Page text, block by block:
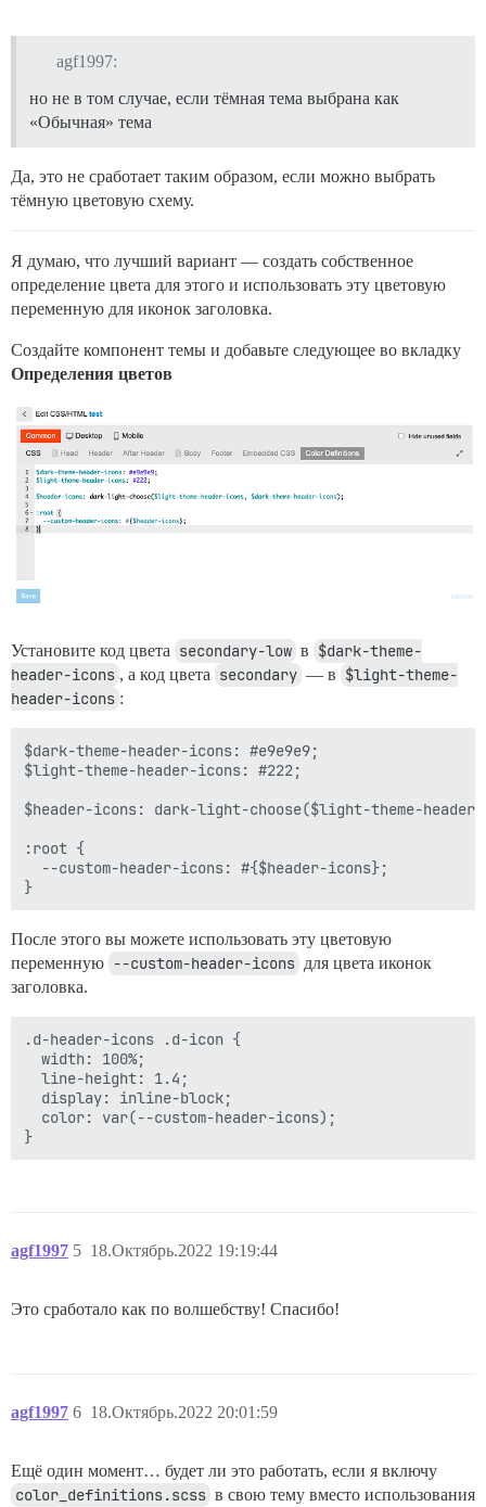
agf1997:
но не в том случае, если тёмная тема выбрана как
«Обычная» тема
Да, это не сработает таким образом, если можно выбрать
тёмную цветовую схему.
Я думаю, что лучший вариант — создать собственное
определение цвета для этого и использовать эту цветовую
переменную для иконок заголовка.
Создайте компонент темы и добавьте следующее во вкладку
Определения цветов
Установите код цвета secondary-low в $dark-theme-
header-icons , а код цвета secondary — в $light-theme-
header-icons :
$dark-theme-header-icons: #e9e9e9;
$light-theme-header-icons: #222;
$header-icons: dark-light-choose($light-theme-
:root {
  --custom-header-icons: #{$header-icons};
После этого вы можете использовать эту цветовую
переменную --custom-header-icons для цвета иконок
заголовка.
.d-header-icons .d-icon {
  width: 100%;
  line-height: 1.4;
  display: inline-block;
  color: var(--custom-header-icons);
agf1997 18.Октябрь.2022 19:19:44
5
Это сработало как по волшебству! Спасибо!
agf1997 18.Октябрь.2022 20:01:59
6
Ещё один момент… будет ли это работать, если я включу
color_definitions.scss в свою тему вместо использования